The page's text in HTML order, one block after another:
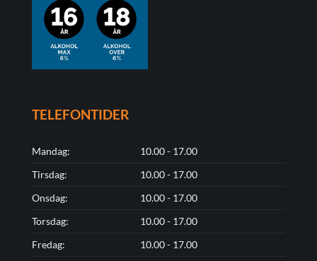
TELEFONTIDER
Mandag:
10.00 - 17.00
Tirsdag:
10.00 - 17.00
Onsdag:
10.00 - 17.00
Torsdag:
10.00 - 17.00
Fredag:
10.00 - 17.00